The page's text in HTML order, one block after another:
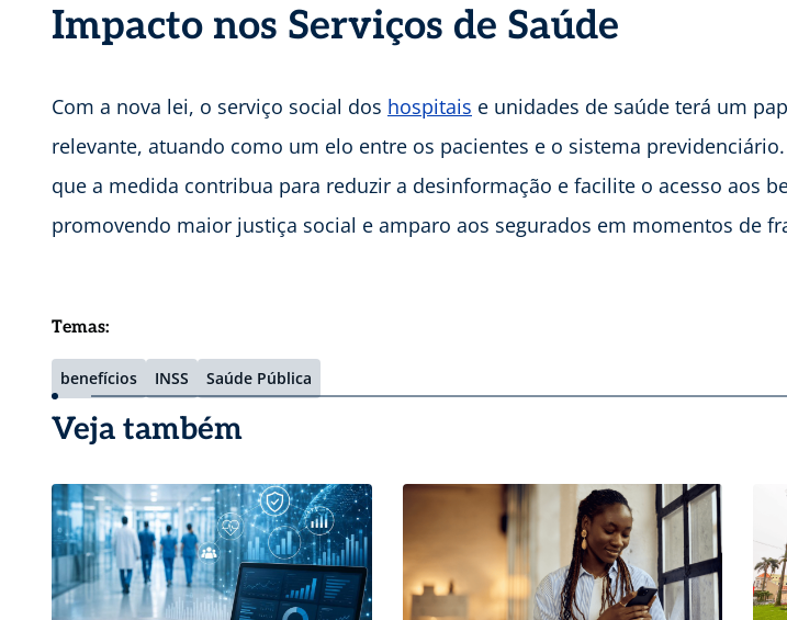
Impacto nos Serviços de Saúde
Com a nova lei, o serviço social dos hospitais e unidades de saúde terá um
relevante, atuando como um elo entre os pacientes e o sistema
que a medida contribua para reduzir a desinformação e facilite o acesso aos
promovendo maior justiça social e amparo aos segurados em momentos de
Temas:
benefícios INSS Saúde Pública
Veja também